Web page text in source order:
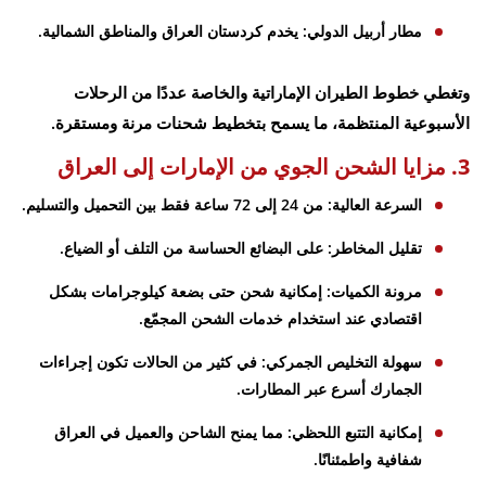
مطار أربيل الدولي: يخدم كردستان العراق والمناطق الشمالية.
وتغطي خطوط الطيران الإماراتية والخاصة عددًا من الرحلات
الأسبوعية المنتظمة، ما يسمح بتخطيط شحنات مرنة ومستقرة.
3. مزايا الشحن الجوي من الإمارات إلى العراق
السرعة العالية: من 24 إلى 72 ساعة فقط بين التحميل والتسليم.
تقليل المخاطر: على البضائع الحساسة من التلف أو الضياع.
مرونة الكميات: إمكانية شحن حتى بضعة كيلوجرامات بشكل
اقتصادي عند استخدام خدمات الشحن المجمّع.
سهولة التخليص الجمركي: في كثير من الحالات تكون إجراءات
الجمارك أسرع عبر المطارات.
إمكانية التتبع اللحظي: مما يمنح الشاحن والعميل في العراق
شفافية واطمئنانًا.